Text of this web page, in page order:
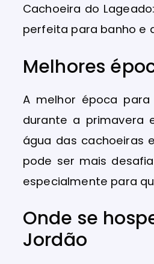
Cachoeira do
perfeita para banho e
Melhores
A melhor época
durante a primavera
água das cachoeiras
pode ser mais
especialmente para
Onde se
Jordão